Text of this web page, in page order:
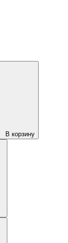
В корзину